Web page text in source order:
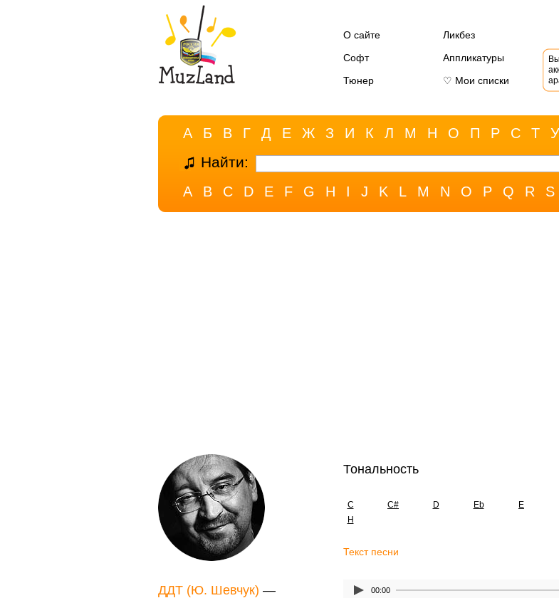
О сайте
Ликбез
Софт
Аппликатуры
Тюнер
♡ Мои списки
А Б В Г Д Е Ж З И К Л М Н О П Р С Т У
Найти:
A B C D E F G H I J K L M N O P Q R S
ДДТ (Ю. Шевчук) —
Тональность
C C# D Eb E
H
Текст песни
00:00